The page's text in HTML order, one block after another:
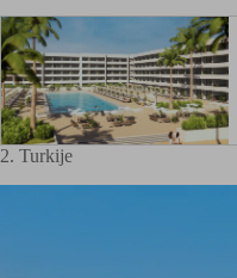
2. Turkije